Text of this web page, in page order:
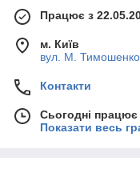
Працює з
м. Київ
вул. М.
Контакти
Сьогодні
Показати весь